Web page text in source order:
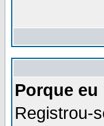
Porque
Registrou-